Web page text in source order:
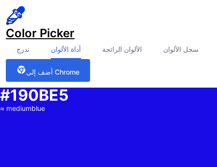
Color Picker
تدرج أداة الألوان الألوان الرائجة سجل الألوان
أضف إلى Chrome
#190BE5
≈ mediumblue